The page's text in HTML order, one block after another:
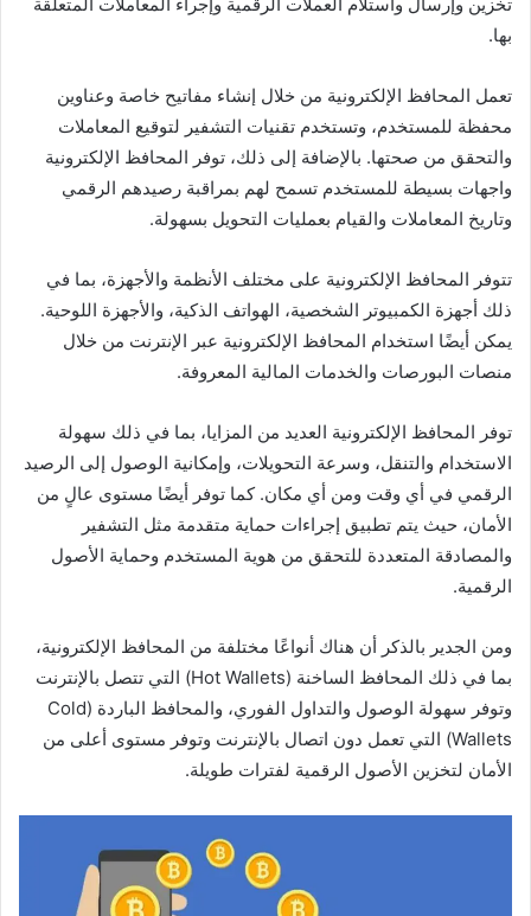
بها.
تعمل المحافظ الإلكترونية من خلال إنشاء مفاتيح خاصة وعناوين
محفظة للمستخدم، وتستخدم تقنيات التشفير لتوقيع المعاملات
والتحقق من صحتها. بالإضافة إلى ذلك، توفر المحافظ الإلكترونية
واجهات بسيطة للمستخدم تسمح لهم بمراقبة رصيدهم الرقمي
وتاريخ المعاملات والقيام بعمليات التحويل بسهولة.
تتوفر المحافظ الإلكترونية على مختلف الأنظمة والأجهزة، بما في
ذلك أجهزة الكمبيوتر الشخصية، الهواتف الذكية، والأجهزة اللوحية.
يمكن أيضًا استخدام المحافظ الإلكترونية عبر الإنترنت من خلال
منصات البورصات والخدمات المالية المعروفة.
توفر المحافظ الإلكترونية العديد من المزايا، بما في ذلك سهولة
الاستخدام والتنقل، وسرعة التحويلات، وإمكانية الوصول إلى الرصيد
الرقمي في أي وقت ومن أي مكان. كما توفر أيضًا مستوى عالٍ من
الأمان، حيث يتم تطبيق إجراءات حماية متقدمة مثل التشفير
والمصادقة المتعددة للتحقق من هوية المستخدم وحماية الأصول
الرقمية.
ومن الجدير بالذكر أن هناك أنواعًا مختلفة من المحافظ الإلكترونية،
بما في ذلك المحافظ الساخنة (Hot Wallets) التي تتصل بالإنترنت
وتوفر سهولة الوصول والتداول الفوري، والمحافظ الباردة (Cold
Wallets) التي تعمل دون اتصال بالإنترنت وتوفر مستوى أعلى من
الأمان لتخزين الأصول الرقمية لفترات طويلة.